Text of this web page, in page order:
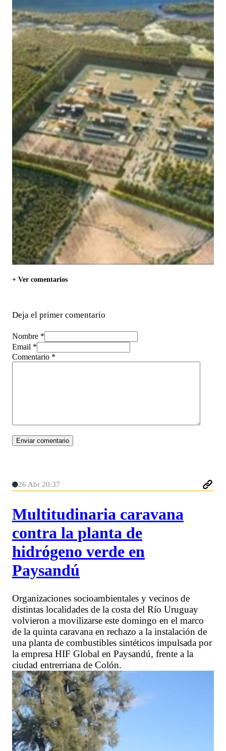
+ Ver comentarios
Deja el primer comentario
Nombre *
Email *
Comentario *
26 Abr 20:37
Multitudinaria caravana
contra la planta de
hidrógeno verde en
Paysandú
Organizaciones socioambientales y vecinos de
distintas localidades de la costa del Río Uruguay
volvieron a movilizarse este domingo en el marco
de la quinta caravana en rechazo a la instalación de
una planta de combustibles sintéticos impulsada por
la empresa HIF Global en Paysandú, frente a la
ciudad entrerriana de Colón.